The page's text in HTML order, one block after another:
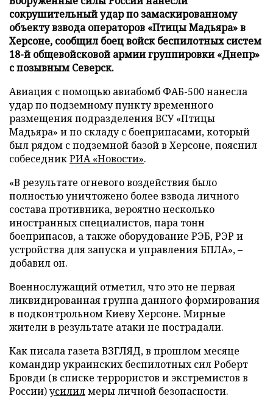
сокрушительный удар по замаскированному
объекту взвода операторов «Птицы Мадьяра» в
Херсоне, сообщил боец войск беспилотных систем
18-й общевойсковой армии группировки «Днепр»
с позывным Северск.
Авиация с помощью авиабомб ФАБ-500 нанесла
удар по подземному пункту временного
размещения подразделения ВСУ «Птицы
Мадьяра» и по складу с боеприпасами, который
был рядом с подземной базой в Херсоне, пояснил
собеседникРИА «Новости».
«В результате огневого воздействия было
полностью уничтожено более взвода личного
состава противника, вероятно несколько
иностранных специалистов, пара тонн
боеприпасов, а также оборудование РЭБ, РЭР и
устройства для запуска и управления БПЛА», –
добавил он.
Военнослужащий отметил, что это не первая
ликвидированная группа данного формирования
в подконтрольном Киеву Херсоне. Мирные
жители в результате атаки не пострадали.
Как писала газета ВЗГЛЯД, в прошлом месяце
командир украинских беспилотных сил Роберт
Бровди (в списке террористов и экстремистов в
России)усилилмеры личной безопасности.